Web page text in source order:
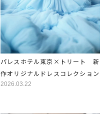
パレスホテル東京×トリート 新
作オリジナルドレスコレクション
2026.03.22